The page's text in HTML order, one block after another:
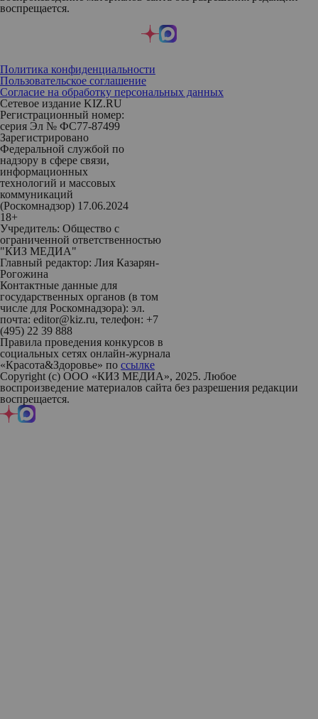
воспрещается.
Политика конфиденциальности
Пользовательское соглашение
Согласие на обработку персональных данных
Сетевое издание KIZ.RU
Регистрационный номер:
серия Эл № ФС77-87499
Зарегистрировано
Федеральной службой по
надзору в сфере связи,
информационных
технологий и массовых
коммуникаций
(Роскомнадзор) 17.06.2024
18+
Учредитель: Общество с
ограниченной ответственностью
"КИЗ МЕДИА"
Главный редактор: Лия Казарян-
Рогожина
Контактные данные для
государственных органов (в том
числе для Роскомнадзора): эл.
почта: editor@kiz.ru, телефон: +7
(495) 22 39 888
Правила проведения конкурсов в
социальных сетях онлайн-журнала
«Красота&Здоровье» по ссылке
Copyright (с) ООО «КИЗ МЕДИА», 2025. Любое
воспроизведение материалов сайта без разрешения редакции
воспрещается.